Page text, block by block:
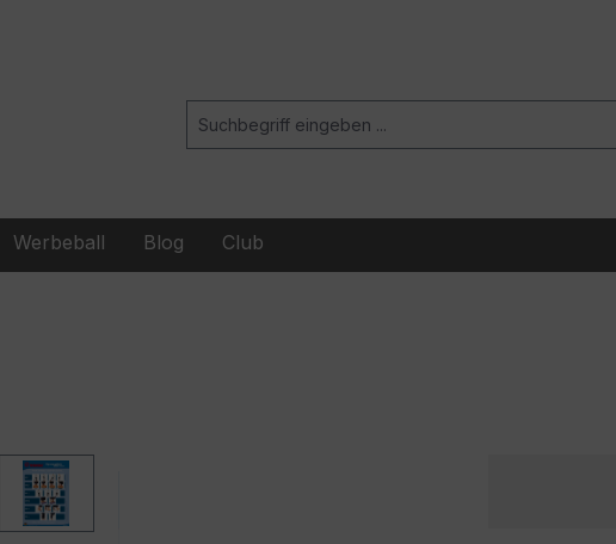
Werbeball Blog Club